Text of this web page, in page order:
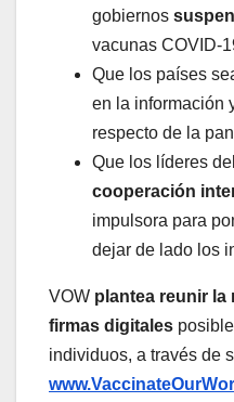
gobiernos
vacunas COVID-
Que los países
en la información
respecto de la
Que los líderes
cooperación
impulsora para
dejar de lado los
VOW plantea reunir la
firmas digitales
individuos, a través de